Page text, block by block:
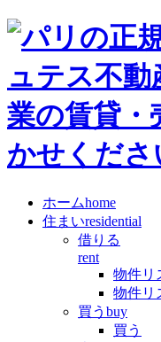
ホームhome
住まいresidential
借りる
rent
物件リ
物件リ
買う buy
買う